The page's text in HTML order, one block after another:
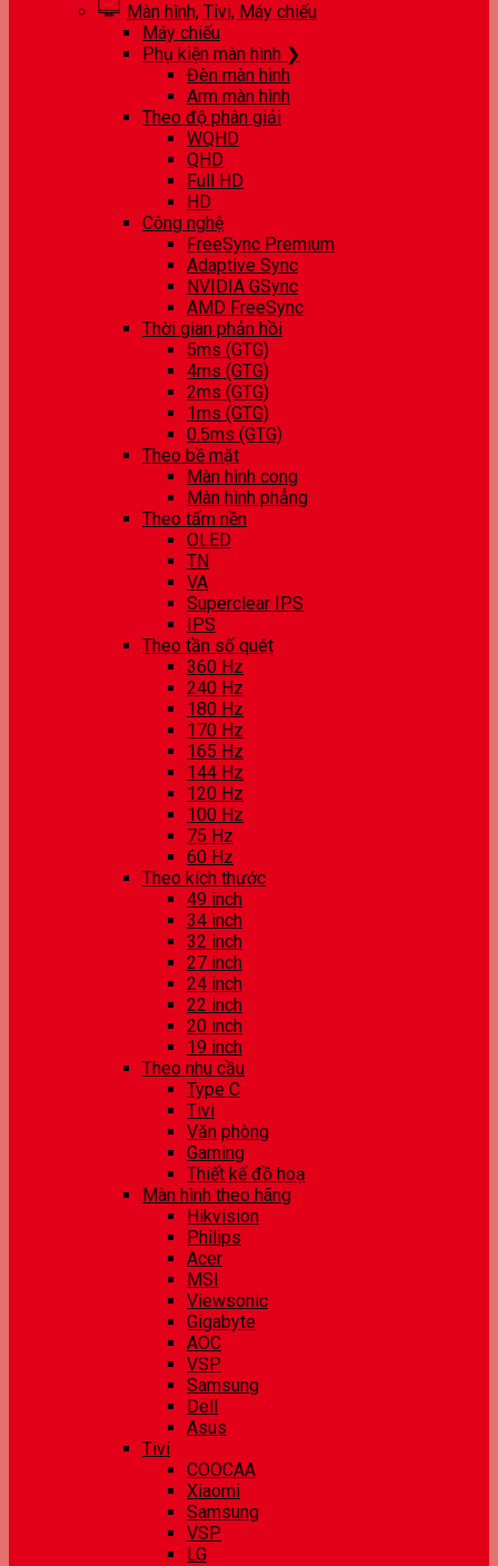
Màn hình, Tivi, Máy chiếu
Máy chiếu
Phụ kiện màn hình ❯
Đèn màn hình
Arm màn hình
Theo độ phân giải
WQHD
QHD
Full HD
HD
Công nghệ
FreeSync Premium
Adaptive Sync
NVIDIA GSync
AMD FreeSync
Thời gian phản hồi
5ms (GTG)
4ms (GTG)
2ms (GTG)
1ms (GTG)
0.5ms (GTG)
Theo bề mặt
Màn hình cong
Màn hình phẳng
Theo tấm nền
OLED
TN
VA
Superclear IPS
IPS
Theo tần số quét
360 Hz
240 Hz
180 Hz
170 Hz
165 Hz
144 Hz
120 Hz
100 Hz
75 Hz
60 Hz
Theo kích thước
49 inch
34 inch
32 inch
27 inch
24 inch
22 inch
20 inch
19 inch
Theo nhu cầu
Type C
Tivi
Văn phòng
Gaming
Thiết kế đồ hoạ
Màn hình theo hãng
Hikvision
Philips
Acer
MSI
Viewsonic
Gigabyte
AOC
VSP
Samsung
Dell
Asus
Tivi
COOCAA
Xiaomi
Samsung
VSP
LG